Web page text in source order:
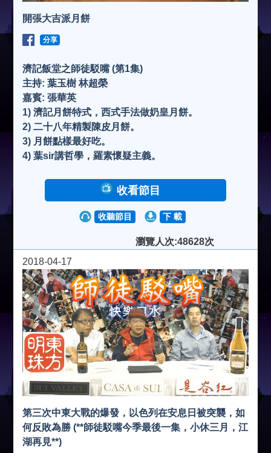
開張大吉派月餅
分享
濟記飯堂之師徒駁嘴 (第1集)
主持: 葉玉樹 林超榮
嘉賓: 張華英
1) 濟記月餅特式，西式手法做奶皇月餅。
2) 二十八年精製陳皮月餅。
3) 月餅點樣最好吃。
4) 葉sir講哲學，羅素懷疑主義。
收看節目
收聽節目 下 載
瀏覽人次:48628次
2018-04-17
第三次中東大戰的爆發，以色列在安息日被突襲，如
何反敗為勝 (**師徒駁嘴今季最後一集，小休三月，江
湖再見**)